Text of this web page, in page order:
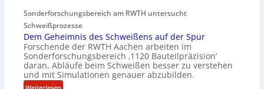
G
l
e
n
z
w
i
e
p
L
ü
b
e
r
Sonderforschungsbereich am RWTH untersucht
Schweißprozesse
Dem Geheimnis des Schweißens auf der Spur
Forschende der RWTH Aachen arbeiten im
Sonderforschungsbereich ‚1120 Bauteilpräzision‘
daran, Abläufe beim Schweißen besser zu verstehen
und mit Simulationen genauer abzubilden.
: